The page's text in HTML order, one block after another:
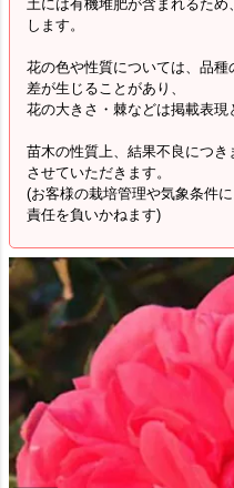
土には有機堆肥が含まれるた
します。
花の色や性質については、品
差が生じることがあり、
花の大きさ・棘などは掲載表現
苗木の性質上、結果不良につ
させていただきます。
(お客様の栽培管理や気象条件
責任を負いかねます)